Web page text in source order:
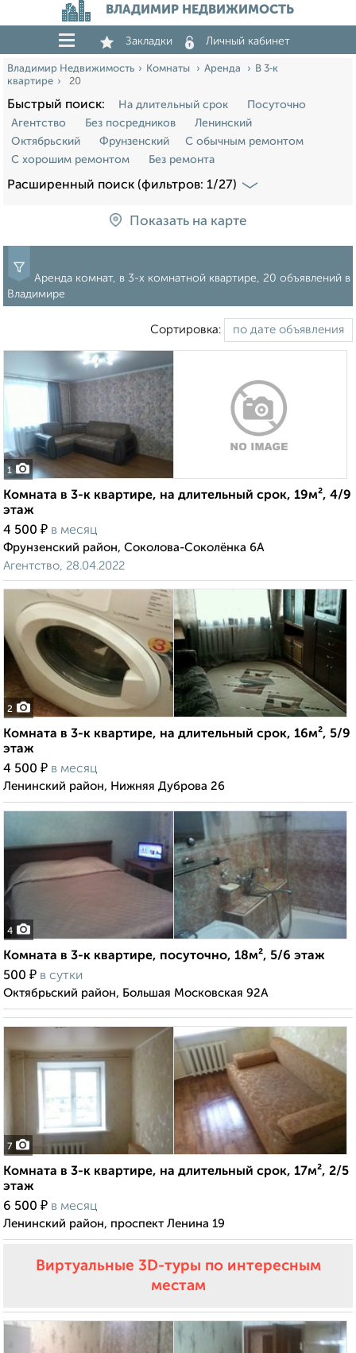
ВЛАДИМИР НЕДВИЖИМОСТЬ
Закладки Личный кабинет
Владимир Недвижимость Комнаты Аренда
В 3‑к
квартире
20
Быстрый поиск: На длительный срок
Посуточно
Агентство
Без посредников
Ленинский
Октябрьский
Фрунзенский
С обычным ремонтом
С хорошим ремонтом
Без ремонта
Расширенный поиск (фильтров: 1/27)
Показать на карте
Аренда комнат, в 3-х комнатной квартире, 20 объявлений в
Владимире
Сортировка:
1
Комната в 3-к квартире, на длительный срок, 19м², 4/9
этаж
4 500 ₽ в месяц
Фрунзенский район, Соколова-Соколёнка 6А
Агентство, 28.04.2022
2
Комната в 3-к квартире, на длительный срок, 16м², 5/9
этаж
4 500 ₽ в месяц
Ленинский район, Нижняя Дуброва 26
4
Комната в 3-к квартире, посуточно, 18м², 5/6 этаж
500 ₽ в сутки
Октябрьский район, Большая Московская 92А
7
Комната в 3-к квартире, на длительный срок, 17м², 2/5
этаж
6 500 ₽ в месяц
Ленинский район, проспект Ленина 19
Виртуальные 3D-туры по интересным
местам